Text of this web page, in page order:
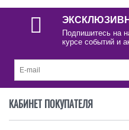
Подпишитесь на
курсе событий и
КАБИНЕТ ПОКУПАТЕЛЯ